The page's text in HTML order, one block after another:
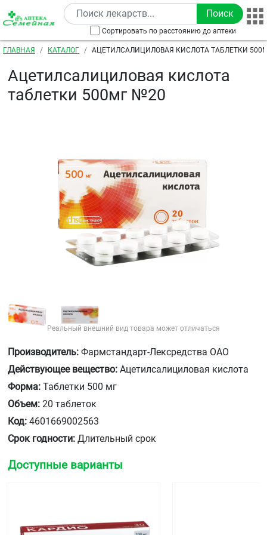
Перейти к основному содержанию
Сортировать по расстоянию до аптеки
Строка навигации
ГЛАВНАЯ КАТАЛОГ АЦЕТИЛСАЛИЦИЛОВАЯ КИСЛОТА ТАБЛЕТКИ
Ацетилсалициловая кислота
таблетки 500мг №20
Реальный внешний вид товара может отличаться
Производитель: Фармстандарт-Лексредства ОАО
Действующее вещество: Ацетилсалициловая кислота
Форма: Таблетки 500 мг
Объем: 20 таблеток
Код: 4601669002563
Срок годности: Длительный срок
Доступные варианты